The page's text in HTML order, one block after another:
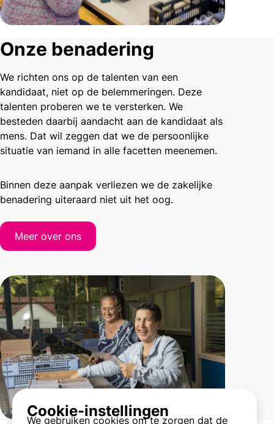
Cookie-instellingen
We gebruiken cookies om te zorgen dat de
Onze benadering
We richten ons op de talenten van een
kandidaat, niet op de belemmeringen. Deze
talenten proberen we te versterken. We
besteden daarbij aandacht aan de kandidaat als
mens. Dat wil zeggen dat we de persoonlijke
situatie van iemand in alle facetten meenemen.
Binnen deze aanpak verliezen we de zakelijke
benadering uiteraard niet uit het oog.
Meer over ons